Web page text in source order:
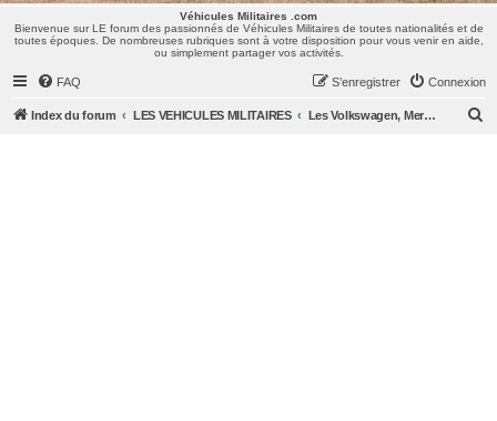
Véhicules Militaires .com
Bienvenue sur LE forum des passionnés de Véhicules Militaires de toutes nationalités et de
toutes époques. De nombreuses rubriques sont à votre disposition pour vous venir en aide,
ou simplement partager vos activités.
FAQ Connexion
S’enregistrer
Index du forum LES VEHICULES MILITAIRES Les Volkswagen, Mercedes, Opel, Zis, Lancia, GAZ,...